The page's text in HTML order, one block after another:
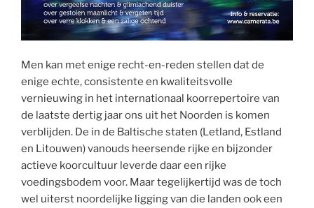
Men kan met enige recht-en-reden stellen dat de
enige echte, consistente en kwaliteitsvolle
vernieuwing in het internationaal koorrepertoire van
de laatste dertig jaar ons uit het Noorden is komen
verblijden. De in de Baltische staten (Letland, Estland
en Litouwen) vanouds heersende rijke en bijzonder
actieve koorcultuur leverde daar een rijke
voedingsbodem voor. Maar tegelijkertijd was de toch
wel uiterst noordelijke ligging van die landen ook een